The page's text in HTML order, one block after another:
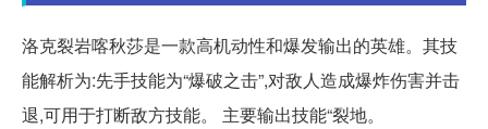
洛克裂岩喀秋莎是一款高机动性和爆发输出的英雄。其技
能解析为:先手技能为“爆破之击”,对敌人造成爆炸伤害并击
退,可用于打断敌方技能。 主要输出技能“裂地。